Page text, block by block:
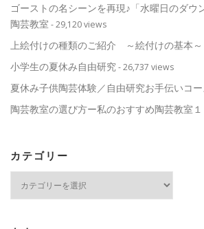
ゴーストの名シーンを再現♪「水曜日のダウ
陶芸教室 - 29,120 views
上絵付けの種類のご紹介 ～絵付けの基本～
小学生の夏休み自由研究- 26,737 views
夏休み子供陶芸体験／自由研究お手伝いコー
陶芸教室の選び方ー私のおすすめ陶芸教室
カテゴリー